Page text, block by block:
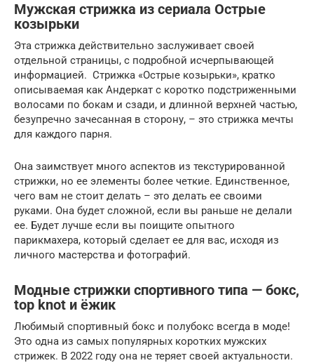
Мужская стрижка из сериала Острые
козырьки
Эта стрижка действительно заслуживает своей
отдельной страницы, с подробной исчерпывающей
информацией. Стрижка «Острые козырьки», кратко
описываемая как Андеркат с коротко подстриженными
волосами по бокам и сзади, и длинной верхней частью,
безупречно зачесанная в сторону, – это стрижка мечты
для каждого парня.
Она заимствует много аспектов из текстурированной
стрижки, но ее элементы более четкие. Единственное,
чего вам не стоит делать – это делать ее своими
руками. Она будет сложной, если вы раньше не делали
ее. Будет лучше если вы поищите опытного
парикмахера, который сделает ее для вас, исходя из
личного мастерства и фотографий.
Модные стрижки спортивного типа — бокс,
top knot и ёжик
Любимый спортивный бокс и полубокс всегда в моде!
Это одна из самых популярных коротких мужских
стрижек. В 2022 году она не теряет своей актуальности.